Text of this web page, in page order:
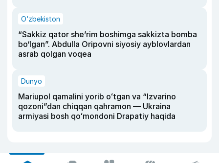
O‘zbekiston
“Sakkiz qator she’rim boshimga sakkizta bomba
bo‘lgan”. Abdulla Oripovni siyosiy ayblovlardan
asrab qolgan voqea
Dunyo
Mariupol qamalini yorib oʻtgan va “Izvarino
qozoni”dan chiqqan qahramon — Ukraina
armiyasi bosh qoʻmondoni Drapatiy haqida